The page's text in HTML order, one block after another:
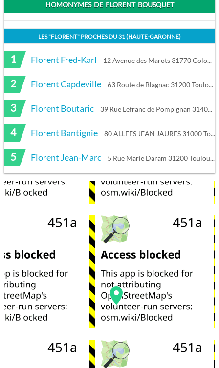
HOMONYMES DE FLORENT BOUSQUET
LES "FLORENT" PROCHES DU31 (HAUTE-GARONNE)
1 Florent Fred-Karl 12 Avenue des Marots 31770 Colomiers
2 Florent Capdeville 63 Route de Blagnac 31200 Toulouse
3 Florent Boutaric 39 Rue Lefranc de Pompignan 31400 Toulouse
4 Florent Bantignie 80 ALLEES JEAN JAURES 31000 Toulouse
5 Florent Jean-Marc 5 Rue Marie Daram 31200 Toulouse